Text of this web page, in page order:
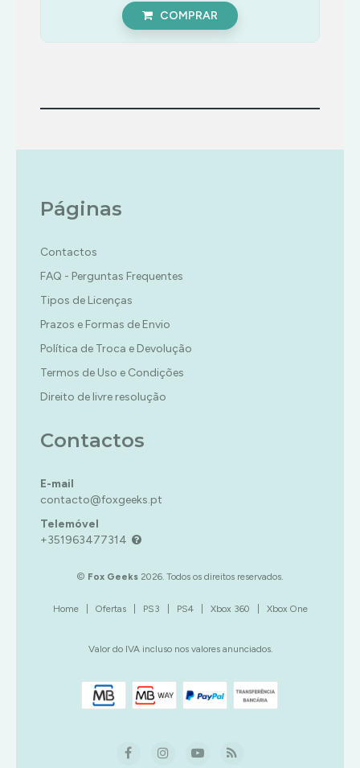
COMPRAR
Páginas
Contactos
FAQ - Perguntas Frequentes
Tipos de Licenças
Prazos e Formas de Envio
Política de Troca e Devolução
Termos de Uso e Condições
Direito de livre resolução
Contactos
E-mail
contacto@foxgeeks.pt
Telemóvel
+351963477314
© Fox Geeks 2026. Todos os direitos reservados.
Home| Ofertas| PS3 PS4| Xbox 360 Xbox One
Valor do IVA incluso nos valores anunciados.